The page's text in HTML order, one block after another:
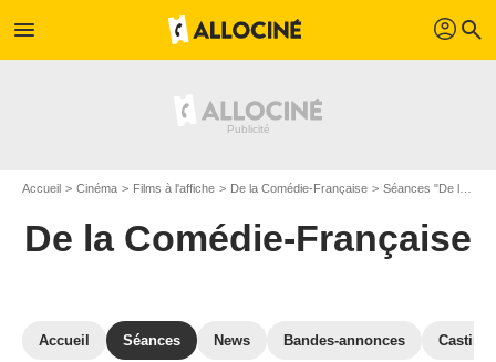
menu profil search
Accueil Cinéma Films à l'affiche De la Comédie-Française Séances "De la Comédie-Française" Paris
De la Comédie-Française
Accueil Séances News Bandes-annonces Casting